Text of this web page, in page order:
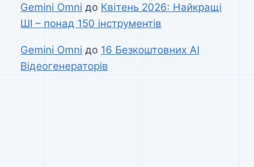
Gemini Omni до Квітень 2026: Найкращі
ШІ – понад 150 інструментів
Gemini Omni до 16 Безкоштовних AI
Відеогенераторів